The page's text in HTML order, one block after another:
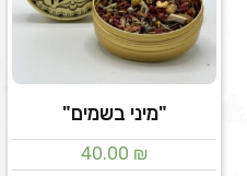
"מיני בשמים"
40.00 ₪